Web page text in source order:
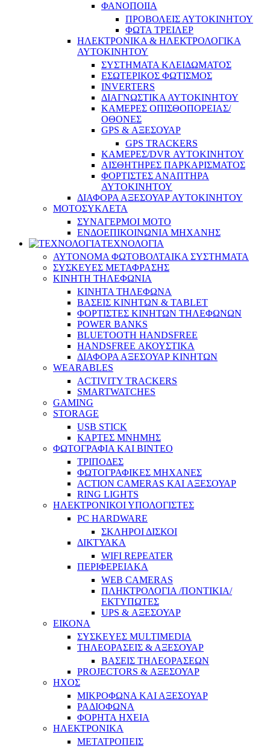
ΦΑΝΟΠΟΙΙΑ
ΠΡΟΒΟΛΕΙΣ ΑΥΤΟΚΙΝΗΤΟΥ
ΦΩΤΑ ΤΡΕΙΛΕΡ
ΗΛΕΚΤΡΟΝΙΚΑ & ΗΛΕΚΤΡΟΛΟΓΙΚΑ
ΑΥΤΟΚΙΝΗΤΟΥ
ΣΥΣΤΗΜΑΤΑ ΚΛΕΙΔΩΜΑΤΟΣ
ΕΣΩΤΕΡΙΚΟΣ ΦΩΤΙΣΜΟΣ
INVERTERS
ΔΙΑΓΝΩΣΤΙΚΑ ΑΥΤΟΚΙΝΗΤΟΥ
ΚΑΜΕΡΕΣ ΟΠΙΣΘΟΠΟΡΕΙΑΣ/
ΟΘΟΝΕΣ
GPS & ΑΞΕΣΟΥΑΡ
GPS TRACKERS
ΚΑΜΕΡΕΣ/DVR ΑΥΤΟΚΙΝΗΤΟΥ
ΑΙΣΘΗΤΗΡΕΣ ΠΑΡΚΑΡΙΣΜΑΤΟΣ
ΦΟΡΤΙΣΤΕΣ ΑΝΑΠΤΗΡΑ
ΑΥΤΟΚΙΝΗΤΟΥ
ΔΙΑΦΟΡΑ ΑΞΕΣΟΥΑΡ ΑΥΤΟΚΙΝΗΤΟΥ
ΜΟΤΟΣΥΚΛΕΤΑ
ΣΥΝΑΓΕΡΜΟΙ ΜΟΤΟ
ΕΝΔΟΕΠΙΚΟΙΝΩΝΙΑ ΜΗΧΑΝΗΣ
ΤΕΧΝΟΛΟΓΙΑ
ΑΥΤΟΝΟΜΑ ΦΩΤΟΒΟΛΤΑΙΚΑ ΣΥΣΤΗΜΑΤΑ
ΣΥΣΚΕΥΕΣ ΜΕΤΑΦΡΑΣΗΣ
ΚΙΝΗΤΗ ΤΗΛΕΦΩΝΙΑ
ΚΙΝΗΤΑ ΤΗΛΕΦΩΝΑ
ΒΑΣΕΙΣ ΚΙΝΗΤΩΝ & TABLET
ΦΟΡΤΙΣΤΕΣ ΚΙΝΗΤΩΝ ΤΗΛΕΦΩΝΩΝ
POWER BANKS
BLUETOOTH HANDSFREE
HANDSFREE ΑΚΟΥΣΤΙΚΑ
ΔΙΑΦΟΡΑ ΑΞΕΣΟΥΑΡ ΚΙΝΗΤΩΝ
WEARABLES
ACTIVITY TRACKERS
SMARTWATCHES
GAMING
STORAGE
USB STICK
ΚΑΡΤΕΣ ΜΝΗΜΗΣ
ΦΩΤΟΓΡΑΦΙΑ ΚΑΙ ΒΙΝΤΕΟ
ΤΡΙΠΟΔΕΣ
ΦΩΤΟΓΡΑΦΙΚΕΣ ΜΗΧΑΝΕΣ
ACTION CAMERAS KAI ΑΞΕΣΟΥΑΡ
RING LIGHTS
ΗΛΕΚΤΡΟΝΙΚΟΙ ΥΠΟΛΟΓΙΣΤΕΣ
PC HARDWARE
ΣΚΛΗΡΟΙ ΔΙΣΚΟΙ
ΔΙΚΤΥΑΚΑ
WIFI REPEATER
ΠΕΡΙΦΕΡΕΙΑΚΑ
WEB CAMERAS
ΠΛΗΚΤΡΟΛΟΓΙΑ /ΠΟΝΤΙΚΙΑ/
ΕΚΤΥΠΩΤΕΣ
UPS & ΑΞΕΣΟΥΑΡ
ΕΙΚΟΝΑ
ΣΥΣΚΕΥΕΣ MULTIMEDIA
ΤΗΛΕΟΡΑΣΕΙΣ & ΑΞΕΣΟΥΑΡ
ΒΑΣΕΙΣ ΤΗΛΕΟΡΑΣΕΩΝ
PROJECTORS & ΑΞΕΣΟΥΑΡ
ΗΧΟΣ
ΜΙΚΡΟΦΩΝΑ ΚΑΙ ΑΞΕΣΟΥΑΡ
ΡΑΔΙΟΦΩΝΑ
ΦΟΡΗΤΑ ΗΧΕΙΑ
ΗΛΕΚΤΡΟΝΙΚΑ
ΜΕΤΑΤΡΟΠΕΙΣ